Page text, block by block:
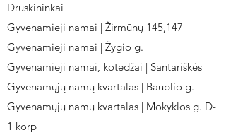
Druskininkai
Gyvenamieji namai | Žirmūnų 145,147
Gyvenamieji namai | Žygio g.
Gyvenamieji namai, kotedžai | Santariškės
Gyvenamųjų namų kvartalas | Baublio g.
Gyvenamųjų namų kvartalas | Mokyklos g. D-
1 korp